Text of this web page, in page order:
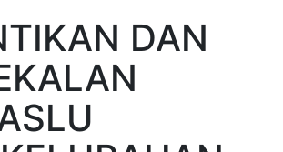
DAN